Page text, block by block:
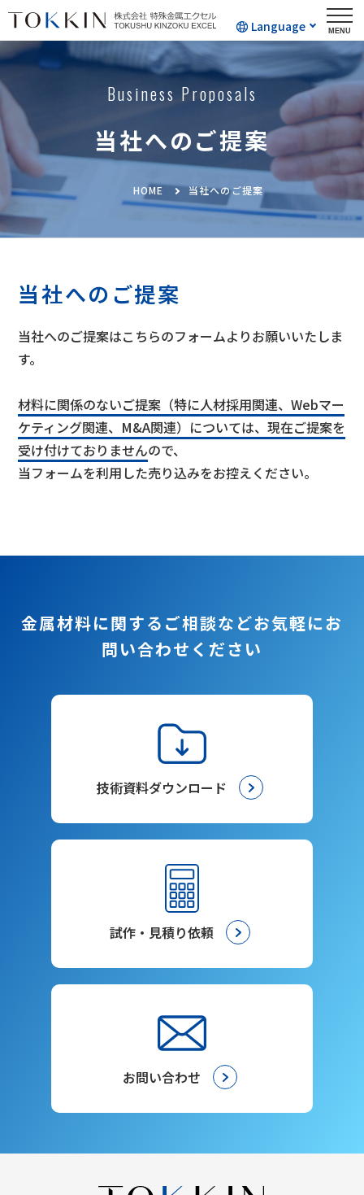
Language
Business Proposals
当社へのご提案
HOME 当社へのご提案
当社へのご提案
当社へのご提案はこちらのフォームよりお願いいたしま
す。
材料に関係のないご提案（特に人材採用関連、Webマー
ケティング関連、M&A関連）については、現在ご提案を
受け付けておりませんので、
当フォームを利用した売り込みをお控えください。
金属材料に関するご相談などお気軽にお
問い合わせください
技術資料ダウンロード
試作・見積り依頼
お問い合わせ